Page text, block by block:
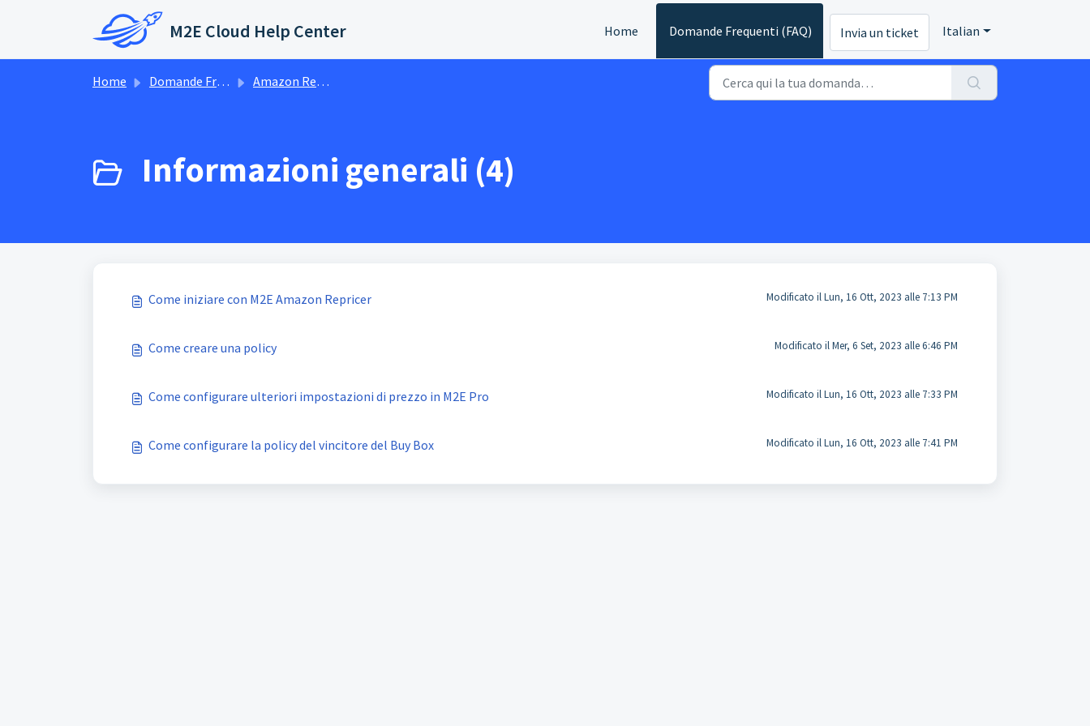
Salta al contenuto principale
M2E Cloud Help Center Home Domande Frequenti (FAQ) Invia un ticket Italian
Home Domande Frequenti (FAQ) Amazon Repricer
Informazioni generali (4)
Come iniziare con M2E Amazon Repricer Modificato il Lun, 16 Ott, 2023 alle 7:13 PM
Come creare una policy Modificato il Mer, 6 Set, 2023 alle 6:46 PM
Come configurare ulteriori impostazioni di prezzo in M2E Pro Modificato il Lun, 16 Ott, 2023 alle 7:33 PM
Come configurare la policy del vincitore del Buy Box Modificato il Lun, 16 Ott, 2023 alle 7:41 PM